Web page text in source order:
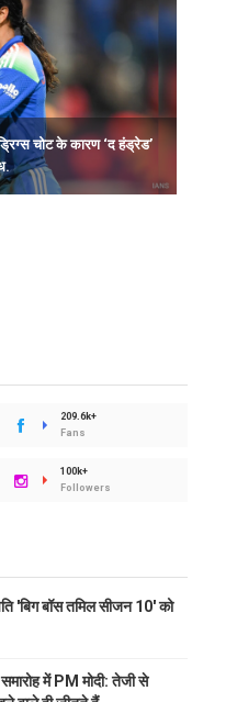
चोट के कारण ‘द हंड्रेड’
209.6k+
Fans
100k+
Followers
'बिग बॉस तमिल सीजन 10' को
समारोह में PM मोदी: तेजी से